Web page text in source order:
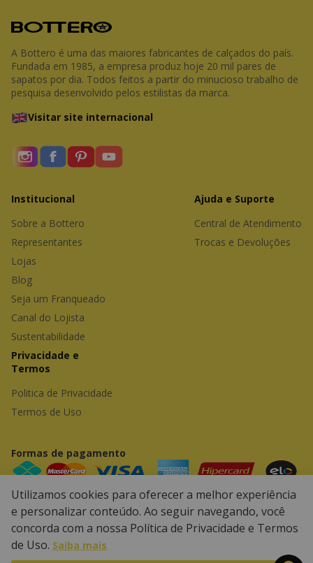
A Bottero é uma das maiores fabricantes de calçados do país.
Fundada em 1985, a empresa produz hoje 20 mil pares de
sapatos por dia. Todos feitos a partir do minucioso trabalho de
pesquisa desenvolvido pelos estilistas da marca.
Visitar site internacional
Institucional
Sobre a Bottero
Representantes
Lojas
Blog
Seja um Franqueado
Canal do Lojista
Sustentabilidade
Ajuda e Suporte
Central de Atendimento
Trocas e Devoluções
Privacidade e
Termos
Politica de Privacidade
Termos de Uso
Formas de pagamento
Powered by Developed by
Utilizamos cookies para oferecer a melhor experiência
e personalizar conteúdo. Ao seguir navegando, você
concorda com a nossa Política de Privacidade e Termos
de Uso. Saiba mais